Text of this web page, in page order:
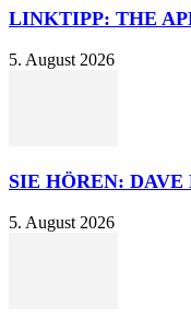
LINKTIPP: THE
5. August 2026
SIE HÖREN:
5. August 2026